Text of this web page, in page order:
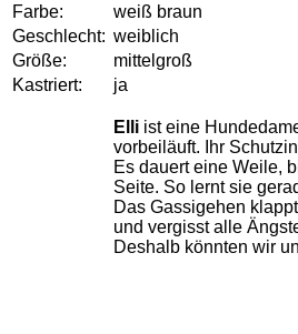
Farbe:
weiß braun
Geschlecht: weiblich
Größe:
mittelgroß
Kastriert:
ja
Elli ist eine
vorbeiläuft. Ihr
Es dauert eine Weile,
Seite. So lernt sie
Das Gassigehen
und vergisst alle
Deshalb könnten wir